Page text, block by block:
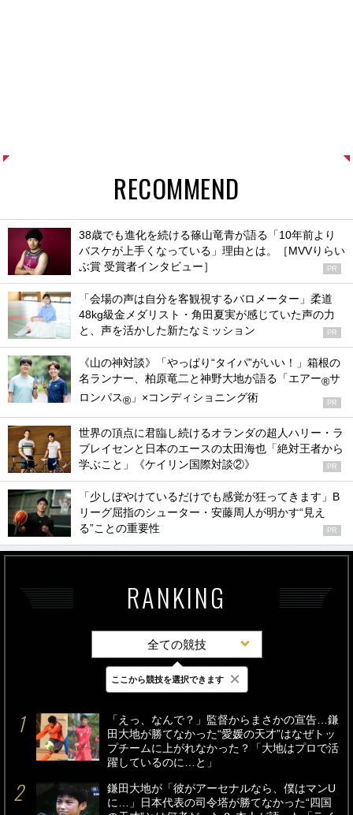
RECOMMEND
38歳でも進化を続ける篠山竜青が語る「10年前より
バスケが上手くなっている」理由とは。［MVVりらい
ぶ賞 受賞者インタビュー］
PR
「会場の声は自分を客観視するバロメーター」柔道
48kg級金メダリスト・角田夏実が感じていた声の力
と、声を活かした新たなミッション
PR
《山の神対談》「やっぱり“タイパ”がいい！」箱根の
名ランナー、柏原竜二と神野大地が語る「エアー®サ
ロンパス® 」×コンディショニング術 PR
世界の頂点に君臨し続けるオランダの超人ハリー・ラ
ブレイセンと日本のエースの太田海也「絶対王者から
学ぶこと」《ケイリン国際対談②》
PR
「少しぼやけているだけでも感覚が狂ってきます」B
リーグ屈指のシューター・安藤周人が明かす“見え
る”ことの重要性
PR
RANKING
全ての競技
最新 24時間 週間
「えっ、なんで？」監督からまさかの宣告…鎌
田大地が勝てなかった“愛媛の天才”はなぜトッ
プチームに上がれなかった？「大地はプロで活
躍しているのに…と」
鎌田大地が「彼がアーセナルなら、僕はマンU
に…」日本代表の司令塔が勝てなかった“四国
ここから競技を選択できます ×